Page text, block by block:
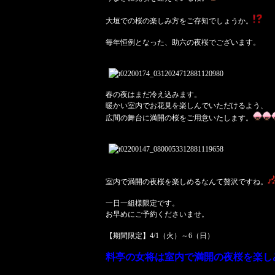
大垣での桜の楽しみ方をご存知でしょうか。
毎年恒例となった、助六の夜桜でございます。
春の夜はまだ冷え込みます。
暖かい室内でお花見を楽しんでいただけるよう、
広間の舞台に満開の桜をご用意いたします。
室内で満開の夜桜を楽しめるなんて贅沢ですね。
一日一組様限定です。
お早めにご予約くださいませ。
【期間限定】4/1（火）～6（日）
料亭の女将は室内で満開の夜桜を楽し